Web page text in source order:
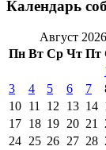
Календарь
Август 2026
Пн Вт Ср Чт Пт
3
4 5 6 7
10 11 12 13 14
17 18 19 20 21
24 25 26 27 28